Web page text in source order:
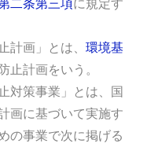
画」とは、 環境基
止計画をいう。
対策事業」とは、国
画に基づいて実施す
の事業で次に掲げる